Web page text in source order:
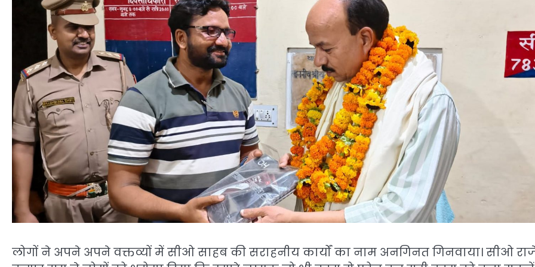
लोगों ने अपने अपने वक्तव्यों में सीओ साहब की सराहनीय कार्यों का नाम अनगिनत गिनवाया। सीओ